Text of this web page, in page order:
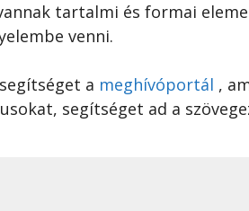
tartalmi és formai
venni.
a meghívóportál ,
segítséget ad a